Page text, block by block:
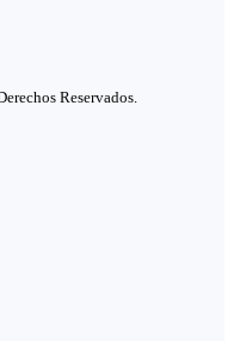
Reservados.